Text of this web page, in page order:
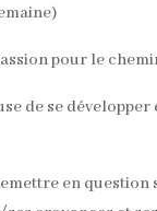
pour le
de se
en question